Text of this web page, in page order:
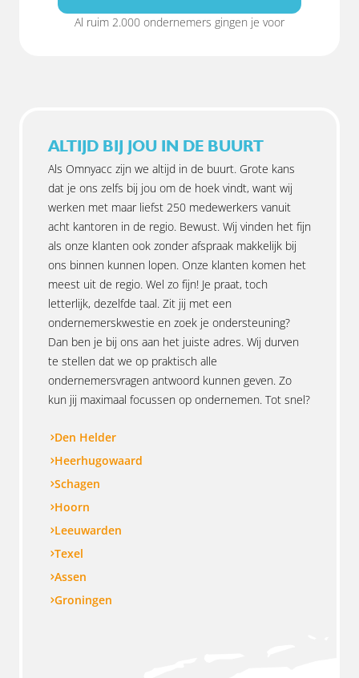
Al ruim 2.000 ondernemers gingen je voor
ALTIJD BIJ JOU IN DE BUURT
Als Omnyacc zijn we altijd in de buurt. Grote kans
dat je ons zelfs bij jou om de hoek vindt, want wij
werken met maar liefst 250 medewerkers vanuit
acht kantoren in de regio. Bewust. Wij vinden het fijn
als onze klanten ook zonder afspraak makkelijk bij
ons binnen kunnen lopen. Onze klanten komen het
meest uit de regio. Wel zo fijn! Je praat, toch
letterlijk, dezelfde taal. Zit jij met een
ondernemerskwestie en zoek je ondersteuning?
Dan ben je bij ons aan het juiste adres. Wij durven
te stellen dat we op praktisch alle
ondernemersvragen antwoord kunnen geven. Zo
kun jij maximaal focussen op ondernemen. Tot snel?
Den Helder
Heerhugowaard
Schagen
Hoorn
Leeuwarden
Texel
Assen
Groningen